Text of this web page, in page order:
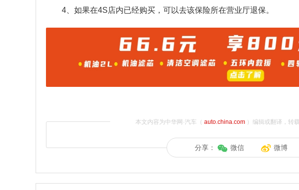
4、如果在4S店内已经购买，可以去该保险所在营业厅退保。
本文内容为中华网·汽车（ auto.china.com）编辑或翻译，转
分享： 微信 微博